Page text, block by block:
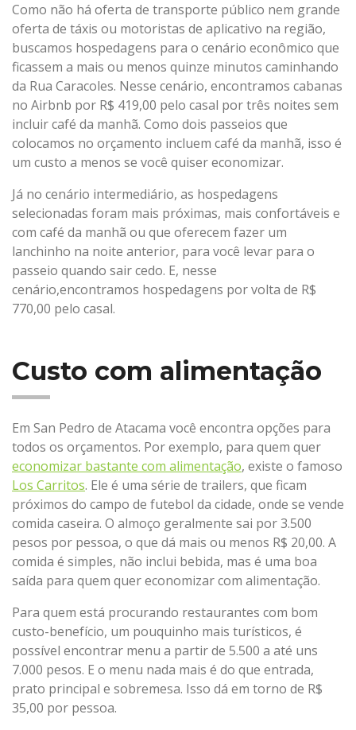
Como não há oferta de transporte público nem grande
oferta de táxis ou motoristas de aplicativo na região,
buscamos hospedagens para o cenário econômico que
ficassem a mais ou menos quinze minutos caminhando
da Rua Caracoles. Nesse cenário, encontramos cabanas
no Airbnb por R$ 419,00 pelo casal por três noites sem
incluir café da manhã. Como dois passeios que
colocamos no orçamento incluem café da manhã, isso é
um custo a menos se você quiser economizar.
Já no cenário intermediário, as hospedagens
selecionadas foram mais próximas, mais confortáveis e
com café da manhã ou que oferecem fazer um
lanchinho na noite anterior, para você levar para o
passeio quando sair cedo. E, nesse
cenário,encontramos hospedagens por volta de R$
770,00 pelo casal.
Custo com alimentação
Em San Pedro de Atacama você encontra opções para
todos os orçamentos. Por exemplo, para quem quer
economizar bastante com alimentação, existe o famoso
Los Carritos. Ele é uma série de trailers, que ficam
próximos do campo de futebol da cidade, onde se vende
comida caseira. O almoço geralmente sai por 3.500
pesos por pessoa, o que dá mais ou menos R$ 20,00. A
comida é simples, não inclui bebida, mas é uma boa
saída para quem quer economizar com alimentação.
Para quem está procurando restaurantes com bom
custo-benefício, um pouquinho mais turísticos, é
possível encontrar menu a partir de 5.500 a até uns
7.000 pesos. E o menu nada mais é do que entrada,
prato principal e sobremesa. Isso dá em torno de R$
35,00 por pessoa.